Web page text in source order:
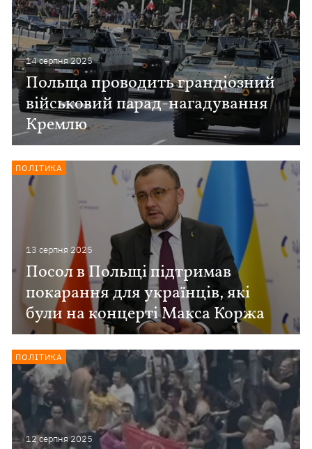
14 серпня 2025
Польща проводить грандіозний
військовий парад-нагадування
Кремлю
13 серпня 2025
Посол в Польщі підтримав
покарання для українців, які
були на концерті Макса Коржа
ПОЛІТИКА
12 серпня 2025
ПОЛІТИКА